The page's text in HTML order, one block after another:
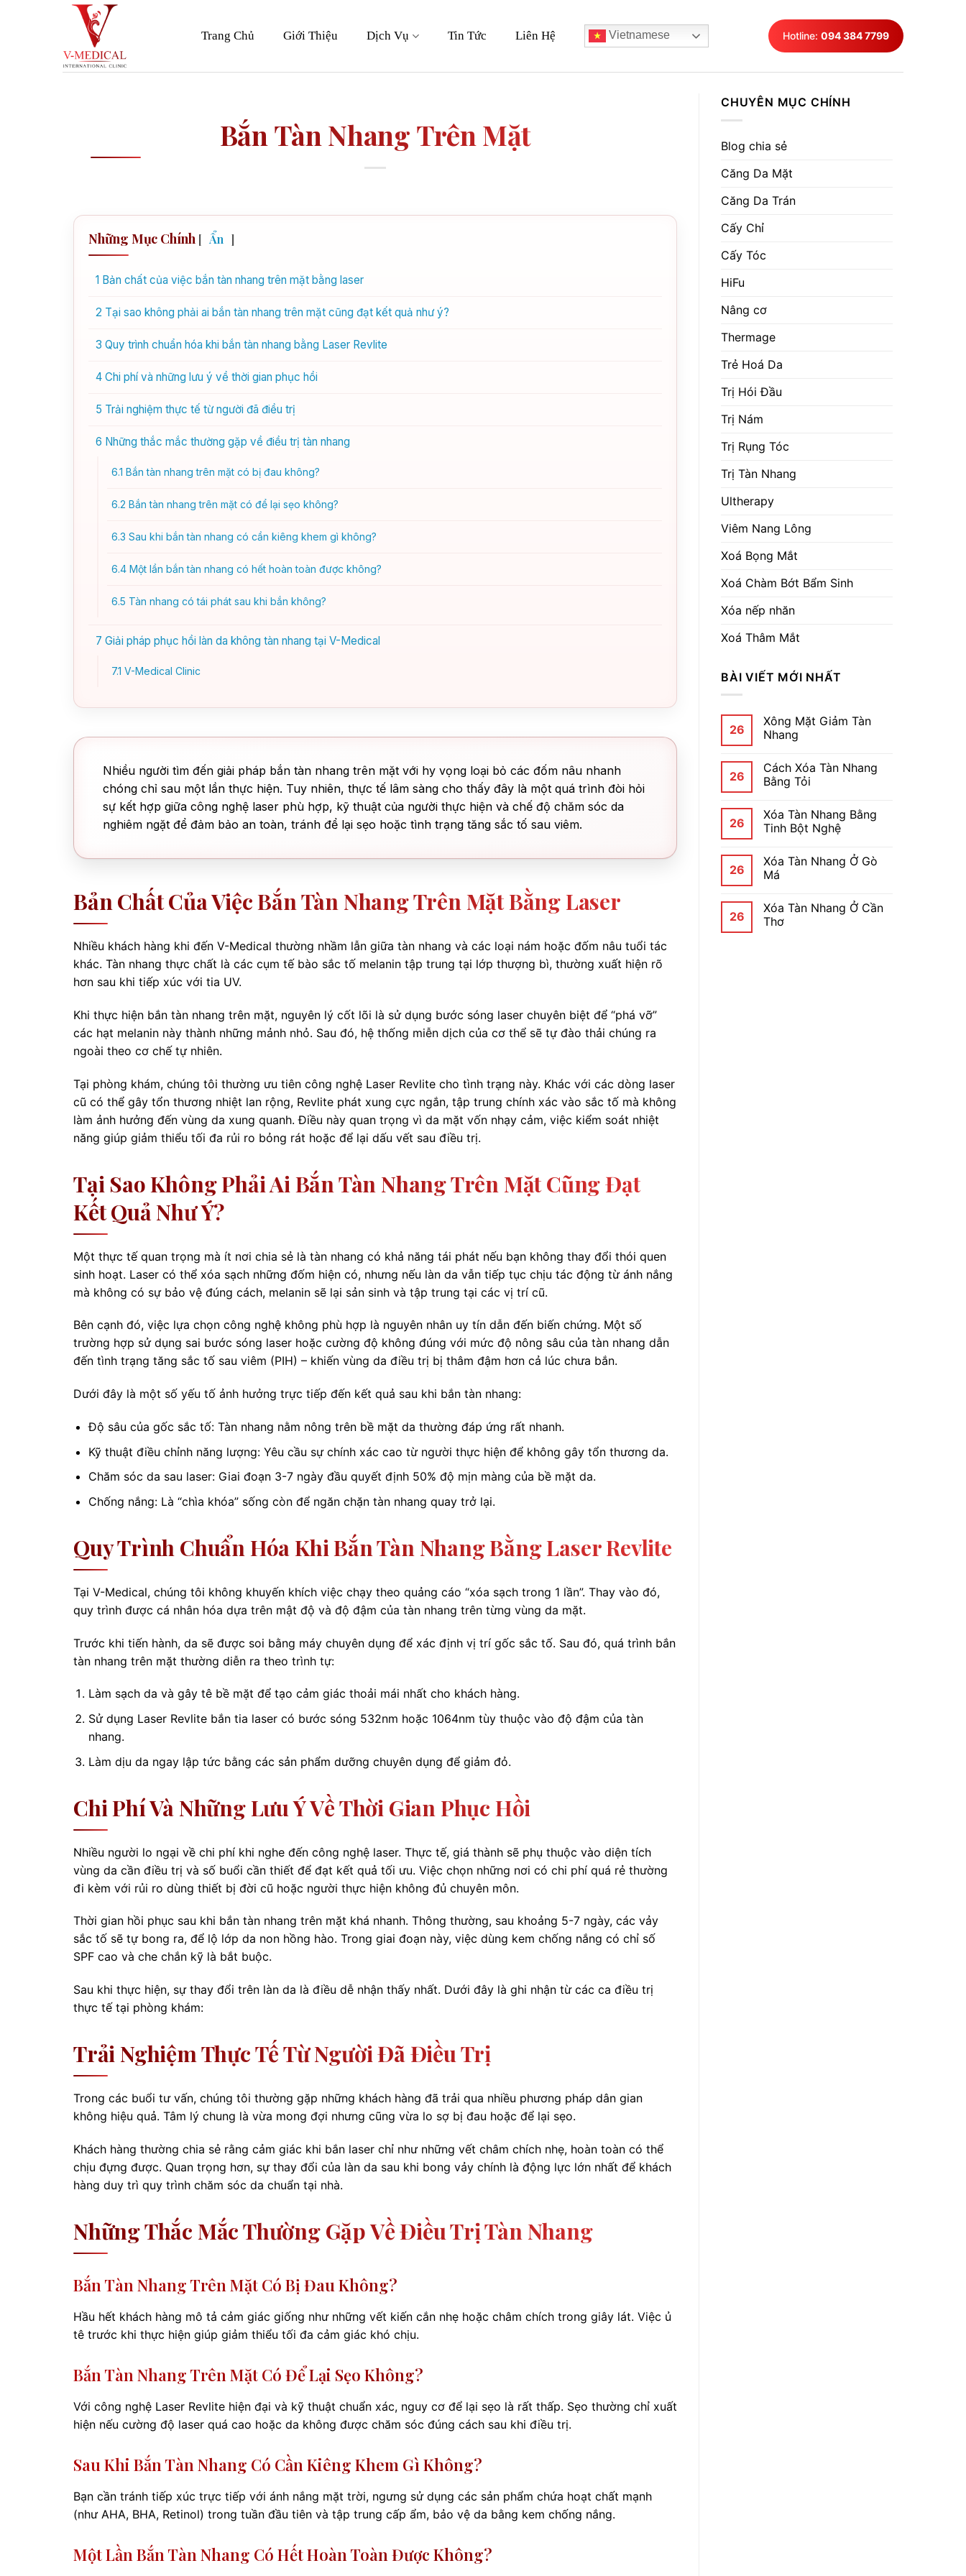
Trang Chủ Giới Thiệu Dịch Vụ Tin Tức Liên Hệ Vietnamese Hotline: 094 384 7799
Bắn Tàn Nhang Trên Mặt
Những Mục Chính [ Ẩn ]
1 Bản chất của việc bắn tàn nhang trên mặt bằng laser
2 Tại sao không phải ai bắn tàn nhang trên mặt cũng đạt kết quả như ý?
3 Quy trình chuẩn hóa khi bắn tàn nhang bằng Laser Revlite
4 Chi phí và những lưu ý về thời gian phục hồi
5 Trải nghiệm thực tế từ người đã điều trị
6 Những thắc mắc thường gặp về điều trị tàn nhang
6.1 Bắn tàn nhang trên mặt có bị đau không?
6.2 Bắn tàn nhang trên mặt có để lại sẹo không?
6.3 Sau khi bắn tàn nhang có cần kiêng khem gì không?
6.4 Một lần bắn tàn nhang có hết hoàn toàn được không?
6.5 Tàn nhang có tái phát sau khi bắn không?
7 Giải pháp phục hồi làn da không tàn nhang tại V-Medical
7.1 V-Medical Clinic
Nhiều người tìm đến giải pháp bắn tàn nhang trên mặt với hy vọng loại bỏ các đốm nâu nhanh
chóng chỉ sau một lần thực hiện. Tuy nhiên, thực tế lâm sàng cho thấy đây là một quá trình đòi hỏi
sự kết hợp giữa công nghệ laser phù hợp, kỹ thuật của người thực hiện và chế độ chăm sóc da
nghiêm ngặt để đảm bảo an toàn, tránh để lại sẹo hoặc tình trạng tăng sắc tố sau viêm.
Bản Chất Của Việc Bắn Tàn Nhang Trên Mặt Bằng Laser
Nhiều khách hàng khi đến V-Medical thường nhầm lẫn giữa tàn nhang và các loại nám hoặc đốm nâu tuổi tác
khác. Tàn nhang thực chất là các cụm tế bào sắc tố melanin tập trung tại lớp thượng bì, thường xuất hiện rõ
hơn sau khi tiếp xúc với tia UV.
Khi thực hiện bắn tàn nhang trên mặt, nguyên lý cốt lõi là sử dụng bước sóng laser chuyên biệt để “phá vỡ”
các hạt melanin này thành những mảnh nhỏ. Sau đó, hệ thống miễn dịch của cơ thể sẽ tự đào thải chúng ra
ngoài theo cơ chế tự nhiên.
Tại phòng khám, chúng tôi thường ưu tiên công nghệ Laser Revlite cho tình trạng này. Khác với các dòng laser
cũ có thể gây tổn thương nhiệt lan rộng, Revlite phát xung cực ngắn, tập trung chính xác vào sắc tố mà không
làm ảnh hưởng đến vùng da xung quanh. Điều này quan trọng vì da mặt vốn nhạy cảm, việc kiểm soát nhiệt
năng giúp giảm thiểu tối đa rủi ro bỏng rát hoặc để lại dấu vết sau điều trị.
Tại Sao Không Phải Ai Bắn Tàn Nhang Trên Mặt Cũng Đạt
Kết Quả Như Ý?
Một thực tế quan trọng mà ít nơi chia sẻ là tàn nhang có khả năng tái phát nếu bạn không thay đổi thói quen
sinh hoạt. Laser có thể xóa sạch những đốm hiện có, nhưng nếu làn da vẫn tiếp tục chịu tác động từ ánh nắng
mà không có sự bảo vệ đúng cách, melanin sẽ lại sản sinh và tập trung tại các vị trí cũ.
Bên cạnh đó, việc lựa chọn công nghệ không phù hợp là nguyên nhân uy tín dẫn đến biến chứng. Một số
trường hợp sử dụng sai bước sóng laser hoặc cường độ không đúng với mức độ nông sâu của tàn nhang dẫn
đến tình trạng tăng sắc tố sau viêm (PIH) – khiến vùng da điều trị bị thâm đậm hơn cả lúc chưa bắn.
Dưới đây là một số yếu tố ảnh hưởng trực tiếp đến kết quả sau khi bắn tàn nhang:
Độ sâu của gốc sắc tố: Tàn nhang nằm nông trên bề mặt da thường đáp ứng rất nhanh.
Kỹ thuật điều chỉnh năng lượng: Yêu cầu sự chính xác cao từ người thực hiện để không gây tổn thương da.
Chăm sóc da sau laser: Giai đoạn 3-7 ngày đầu quyết định 50% độ mịn màng của bề mặt da.
Chống nắng: Là “chìa khóa” sống còn để ngăn chặn tàn nhang quay trở lại.
Quy Trình Chuẩn Hóa Khi Bắn Tàn Nhang Bằng Laser Revlite
Tại V-Medical, chúng tôi không khuyến khích việc chạy theo quảng cáo “xóa sạch trong 1 lần”. Thay vào đó,
quy trình được cá nhân hóa dựa trên mật độ và độ đậm của tàn nhang trên từng vùng da mặt.
Trước khi tiến hành, da sẽ được soi bằng máy chuyên dụng để xác định vị trí gốc sắc tố. Sau đó, quá trình bắn
tàn nhang trên mặt thường diễn ra theo trình tự:
Làm sạch da và gây tê bề mặt để tạo cảm giác thoải mái nhất cho khách hàng.
Sử dụng Laser Revlite bắn tia laser có bước sóng 532nm hoặc 1064nm tùy thuộc vào độ đậm của tàn
nhang.
Làm dịu da ngay lập tức bằng các sản phẩm dưỡng chuyên dụng để giảm đỏ.
Chi Phí Và Những Lưu Ý Về Thời Gian Phục Hồi
Nhiều người lo ngại về chi phí khi nghe đến công nghệ laser. Thực tế, giá thành sẽ phụ thuộc vào diện tích
vùng da cần điều trị và số buổi cần thiết để đạt kết quả tối ưu. Việc chọn những nơi có chi phí quá rẻ thường
đi kèm với rủi ro dùng thiết bị đời cũ hoặc người thực hiện không đủ chuyên môn.
Thời gian hồi phục sau khi bắn tàn nhang trên mặt khá nhanh. Thông thường, sau khoảng 5-7 ngày, các vảy
sắc tố sẽ tự bong ra, để lộ lớp da non hồng hào. Trong giai đoạn này, việc dùng kem chống nắng có chỉ số
SPF cao và che chắn kỹ là bắt buộc.
Sau khi thực hiện, sự thay đổi trên làn da là điều dễ nhận thấy nhất. Dưới đây là ghi nhận từ các ca điều trị
thực tế tại phòng khám:
Trải Nghiệm Thực Tế Từ Người Đã Điều Trị
Trong các buổi tư vấn, chúng tôi thường gặp những khách hàng đã trải qua nhiều phương pháp dân gian
không hiệu quả. Tâm lý chung là vừa mong đợi nhưng cũng vừa lo sợ bị đau hoặc để lại sẹo.
Khách hàng thường chia sẻ rằng cảm giác khi bắn laser chỉ như những vết châm chích nhẹ, hoàn toàn có thể
chịu đựng được. Quan trọng hơn, sự thay đổi của làn da sau khi bong vảy chính là động lực lớn nhất để khách
hàng duy trì quy trình chăm sóc da chuẩn tại nhà.
Những Thắc Mắc Thường Gặp Về Điều Trị Tàn Nhang
Bắn Tàn Nhang Trên Mặt Có Bị Đau Không?
Hầu hết khách hàng mô tả cảm giác giống như những vết kiến cắn nhẹ hoặc châm chích trong giây lát. Việc ủ
tê trước khi thực hiện giúp giảm thiểu tối đa cảm giác khó chịu.
Bắn Tàn Nhang Trên Mặt Có Để Lại Sẹo Không?
Với công nghệ Laser Revlite hiện đại và kỹ thuật chuẩn xác, nguy cơ để lại sẹo là rất thấp. Sẹo thường chỉ xuất
hiện nếu cường độ laser quá cao hoặc da không được chăm sóc đúng cách sau khi điều trị.
Sau Khi Bắn Tàn Nhang Có Cần Kiêng Khem Gì Không?
Bạn cần tránh tiếp xúc trực tiếp với ánh nắng mặt trời, ngưng sử dụng các sản phẩm chứa hoạt chất mạnh
(như AHA, BHA, Retinol) trong tuần đầu tiên và tập trung cấp ẩm, bảo vệ da bằng kem chống nắng.
Một Lần Bắn Tàn Nhang Có Hết Hoàn Toàn Được Không?
CHUYÊN MỤC CHÍNH
Blog chia sẻ
Căng Da Mặt
Căng Da Trán
Cấy Chỉ
Cấy Tóc
HiFu
Nâng cơ
Thermage
Trẻ Hoá Da
Trị Hói Đầu
Trị Nám
Trị Rụng Tóc
Trị Tàn Nhang
Ultherapy
Viêm Nang Lông
Xoá Bọng Mắt
Xoá Chàm Bớt Bẩm Sinh
Xóa nếp nhăn
Xoá Thâm Mắt
BÀI VIẾT MỚI NHẤT
26
Xông Mặt Giảm Tàn
Nhang
26
Cách Xóa Tàn Nhang
Bằng Tỏi
26
Xóa Tàn Nhang Bằng
Tinh Bột Nghệ
26
Xóa Tàn Nhang Ở Gò
Má
26
Xóa Tàn Nhang Ở Cần
Thơ